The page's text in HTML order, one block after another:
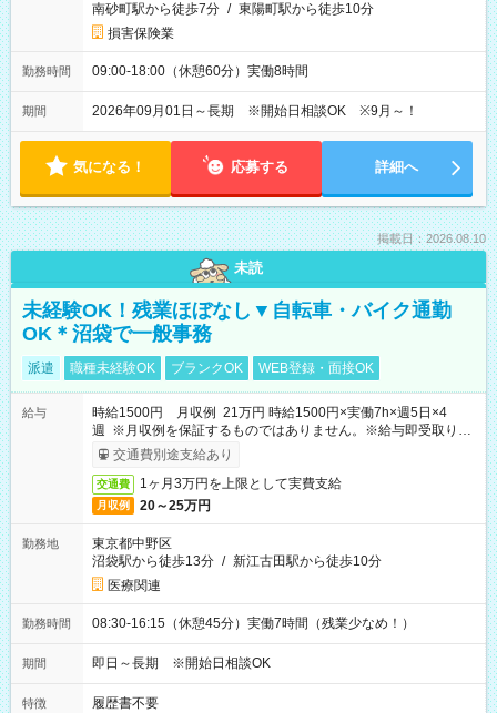
南砂町駅から徒歩7分 / 東陽町駅から徒歩10分
損害保険業
勤務時間 09:00-18:00（休憩60分）実働8時間
期間 2026年09月01日～長期 ※開始日相談OK ※9月～！
気になる！ 応募する 詳細へ
掲載日：2026.08.10
未読
未経験OK！残業ほぼなし▼自転車・バイク通勤
OK＊沼袋で一般事務
派遣 職種未経験OK ブランクOK WEB登録・面接OK
給与
時給1500円 月収例 21万円 時給1500円×実働7h×週5日×4
週 ※月収例を保証するものではありません。※給与即受取りサ
ービス利用可（利用条件有）
交通費別途支給あり
交通費 1ヶ月3万円を上限として実費支給
月収例 20～25万円
勤務地
東京都中野区
沼袋駅から徒歩13分 / 新江古田駅から徒歩10分
医療関連
勤務時間 08:30-16:15（休憩45分）実働7時間（残業少なめ！）
期間 即日～長期 ※開始日相談OK
特徴 履歴書不要